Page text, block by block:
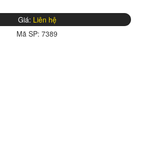
Giá: Liên hệ
Mã SP: 7389